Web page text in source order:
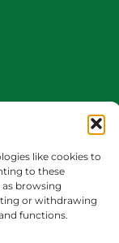
like cookies to
to these
browsing
or withdrawing
functions.